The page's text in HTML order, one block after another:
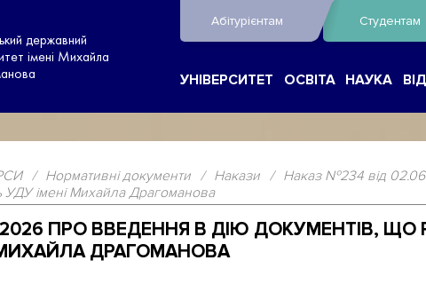
державний
імені Михайла
Абітурієнтам Студентам
УНІВЕРСИТЕТ ОСВІТА НАУКА
/ Нормативні документи / Накази / Наказ №234 від
УДУ імені Михайла Драгоманова
ПРО ВВЕДЕННЯ В ДІЮ ДОКУМЕНТІВ,
МИХАЙЛА ДРАГОМАНОВА